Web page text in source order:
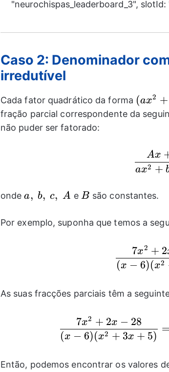
"neurochispas_leaderboard_3",
Caso 2: Denominador
irredutível
Cada fator quadrático da forma (ax2 +
fração parcial correspondente da
não puder ser fatorado:
ax2 +
Ax
ondea,~b,~c,~A
a, b, c, A e B
B são constantes.
Por exemplo, suponha que temos a
(x − 6)(x2
7x2 + 2
As suas fracções parciais têm a
(x − 6)(x2 + 3x + 5)
7x2 + 2x − 28
=
Então, podemos encontrar os valores